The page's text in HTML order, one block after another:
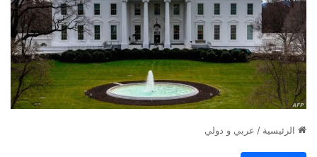
الرئيسية / عربي و دولي